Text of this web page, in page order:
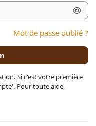
Mot de passe oublié ?
Si c'est votre première
Pour toute aide,